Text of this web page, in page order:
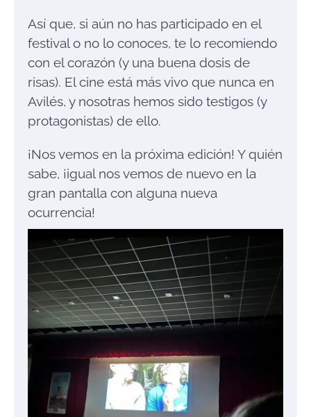
Así que, si aún no has participado en el
festival o no lo conoces, te lo recomiendo
con el corazón (y una buena dosis de
risas). El cine está más vivo que nunca en
Avilés, y nosotras hemos sido testigos (y
protagonistas) de ello.
¡Nos vemos en la próxima edición! Y quién
sabe, ¡igual nos vemos de nuevo en la
gran pantalla con alguna nueva
ocurrencia!